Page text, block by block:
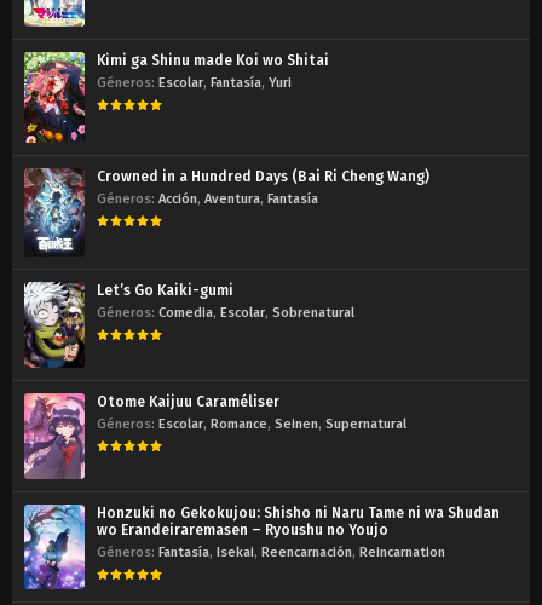
Kimi ga Shinu made Koi wo Shitai
Géneros: Escolar, Fantasía, Yuri
Crowned in a Hundred Days (Bai Ri Cheng Wang)
Géneros: Acción, Aventura, Fantasía
Let’s Go Kaiki-gumi
Géneros: Comedia, Escolar, Sobrenatural
Otome Kaijuu Caraméliser
Géneros: Escolar, Romance, Seinen, Supernatural
Honzuki no Gekokujou: Shisho ni Naru Tame ni wa Shudan
wo Erandeiraremasen – Ryoushu no Youjo
Géneros: Fantasía, Isekai, Reencarnación, Reincarnation